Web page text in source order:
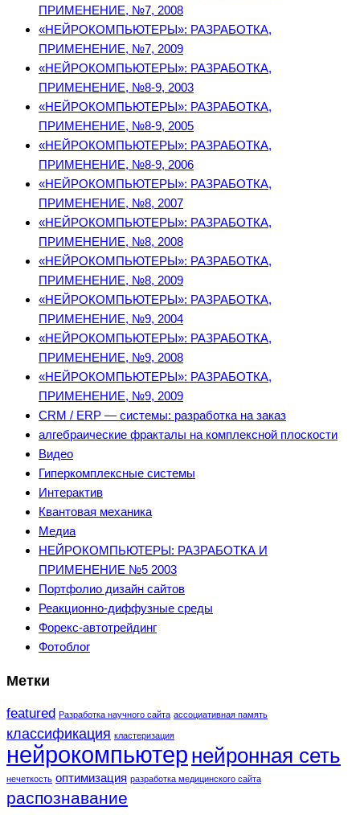
ПРИМЕНЕНИЕ, №7, 2008
«НЕЙРОКОМПЬЮТЕРЫ»: РАЗРАБОТКА,
ПРИМЕНЕНИЕ, №7, 2009
«НЕЙРОКОМПЬЮТЕРЫ»: РАЗРАБОТКА,
ПРИМЕНЕНИЕ, №8-9, 2003
«НЕЙРОКОМПЬЮТЕРЫ»: РАЗРАБОТКА,
ПРИМЕНЕНИЕ, №8-9, 2005
«НЕЙРОКОМПЬЮТЕРЫ»: РАЗРАБОТКА,
ПРИМЕНЕНИЕ, №8-9, 2006
«НЕЙРОКОМПЬЮТЕРЫ»: РАЗРАБОТКА,
ПРИМЕНЕНИЕ, №8, 2007
«НЕЙРОКОМПЬЮТЕРЫ»: РАЗРАБОТКА,
ПРИМЕНЕНИЕ, №8, 2008
«НЕЙРОКОМПЬЮТЕРЫ»: РАЗРАБОТКА,
ПРИМЕНЕНИЕ, №8, 2009
«НЕЙРОКОМПЬЮТЕРЫ»: РАЗРАБОТКА,
ПРИМЕНЕНИЕ, №9, 2004
«НЕЙРОКОМПЬЮТЕРЫ»: РАЗРАБОТКА,
ПРИМЕНЕНИЕ, №9, 2008
«НЕЙРОКОМПЬЮТЕРЫ»: РАЗРАБОТКА,
ПРИМЕНЕНИЕ, №9, 2009
CRM / ERP — системы: разработка на заказ
алгебраические фракталы на комплексной плоскости
Видео
Гиперкомплексные системы
Интерактив
Квантовая механика
Медиа
НЕЙРОКОМПЬЮТЕРЫ: РАЗРАБОТКА И
ПРИМЕНЕНИЕ №5 2003
Портфолио дизайн сайтов
Реакционно-диффузные среды
Форекс-автотрейдинг
Фотоблог
Метки
featured Разработка научного сайта ассоциативная память
классификация кластеризация
нейрокомпьютер нейронная сеть
нечеткость оптимизация разработка медицинского сайта
распознавание